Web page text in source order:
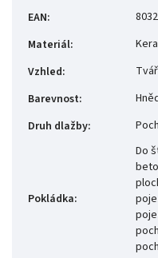
EAN:
Materiál:
Vzhled:
Barevnost:
Druh dlažby:
Pokládka:
Do